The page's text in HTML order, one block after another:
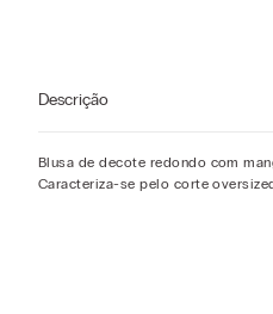
Descrição
Blusa de decote redondo com
Caracteriza-se pelo corte